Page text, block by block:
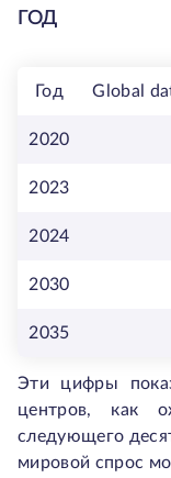
ГОД
Год Global
2020
2023
2024
2030
2035
Эти цифры
центров, как
следующего
мировой спрос